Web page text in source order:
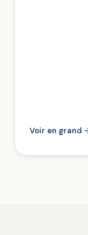
Voir en grand